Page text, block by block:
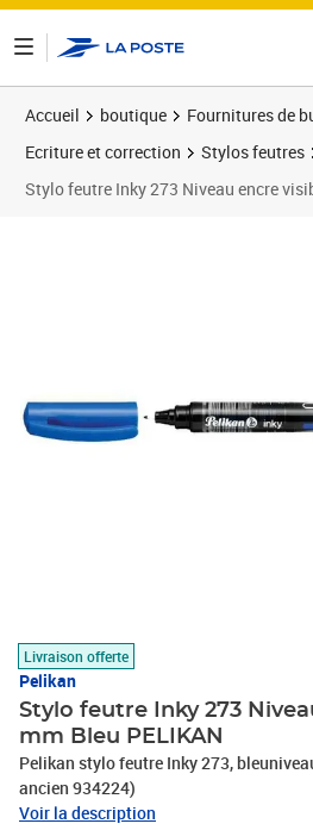
Accueil boutique
Fournitures de
Ecriture et correction
Stylos feutres
Stylo feutre Inky 273 Niveau encre
Livraison offerte
Pelikan
Stylo feutre Inky 273
mm Bleu PELIKAN
Pelikan stylo feutre Inky 273,
ancien 934224)
Voir la description